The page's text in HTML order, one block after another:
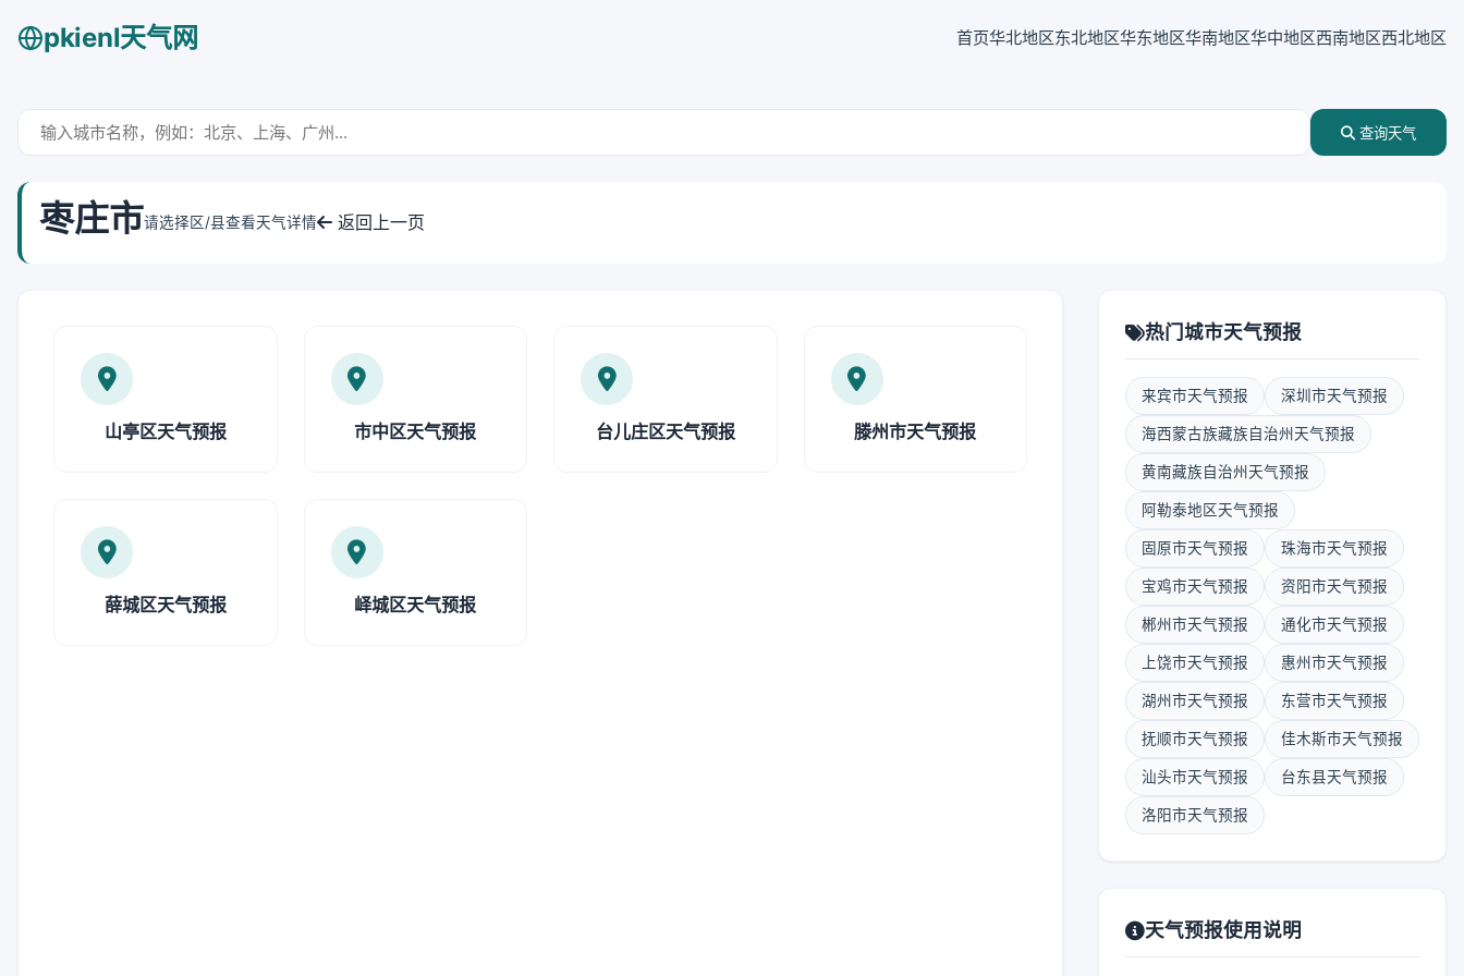
pkienl天气网 首页华北地区东北地区华东地区华南地区华中地区西南地区西北地区
查询天气
枣庄市请选择区/县查看天气详情 返回上一页
山亭区天气预报 市中区天气预报 台儿庄区天气预报 滕州市天气预报
薛城区天气预报 峄城区天气预报
热门城市天气预报
来宾市天气预报 深圳市天气预报
海西蒙古族藏族自治州天气预报
黄南藏族自治州天气预报
阿勒泰地区天气预报
固原市天气预报 珠海市天气预报
宝鸡市天气预报 资阳市天气预报
郴州市天气预报 通化市天气预报
上饶市天气预报 惠州市天气预报
湖州市天气预报 东营市天气预报
抚顺市天气预报 佳木斯市天气预报
汕头市天气预报 台东县天气预报
洛阳市天气预报
天气预报使用说明